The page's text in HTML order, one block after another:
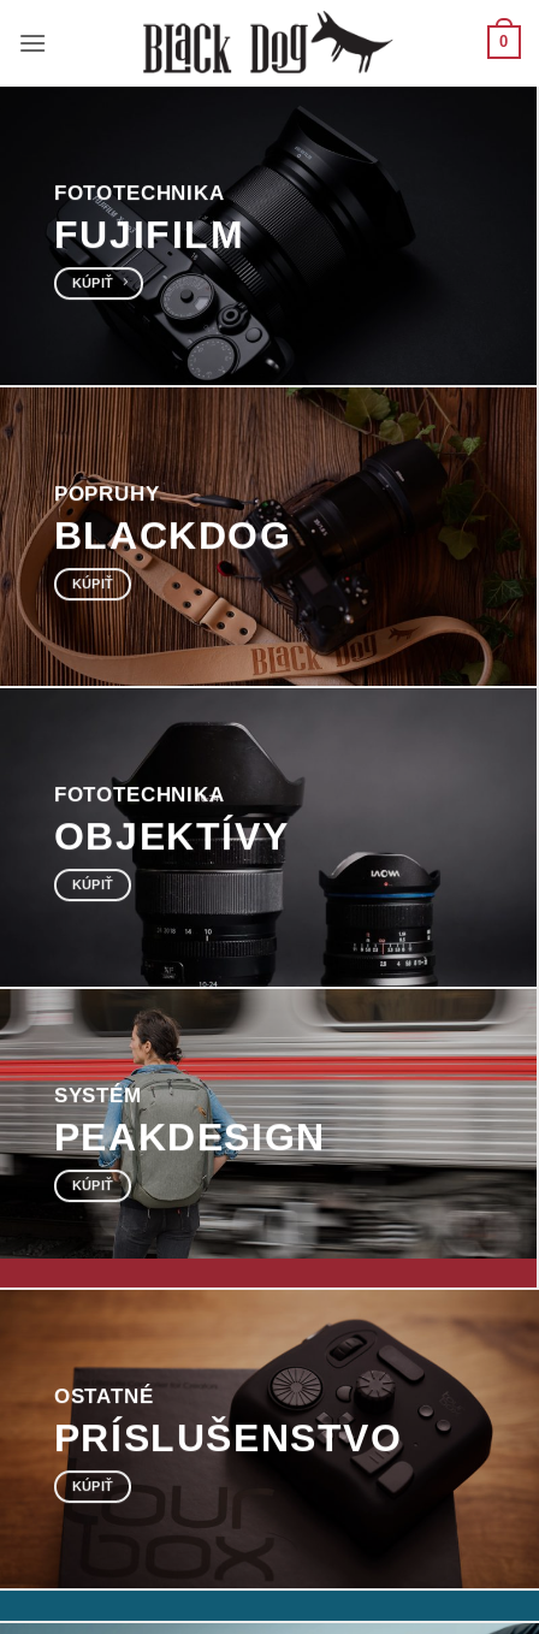
0
FOTOTECHNIKA
FUJIFILM
KÚPIŤ
POPRUHY
BLACKDOG
KÚPIŤ
FOTOTECHNIKA
OBJEKTÍVY
KÚPIŤ
SYSTÉM
PEAKDESIGN
KÚPIŤ
OSTATNÉ
PRÍSLUŠENSTVO
KÚPIŤ